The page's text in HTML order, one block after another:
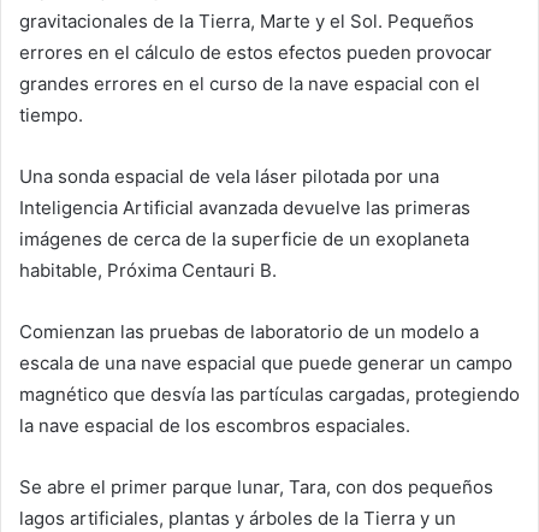
gravitacionales de la Tierra, Marte y el Sol. Pequeños
errores en el cálculo de estos efectos pueden provocar
grandes errores en el curso de la nave espacial con el
tiempo.
Una sonda espacial de vela láser pilotada por una
Inteligencia Artificial avanzada devuelve las primeras
imágenes de cerca de la superficie de un exoplaneta
habitable, Próxima Centauri B.
Comienzan las pruebas de laboratorio de un modelo a
escala de una nave espacial que puede generar un campo
magnético que desvía las partículas cargadas, protegiendo
la nave espacial de los escombros espaciales.
Se abre el primer parque lunar, Tara, con dos pequeños
lagos artificiales, plantas y árboles de la Tierra y un